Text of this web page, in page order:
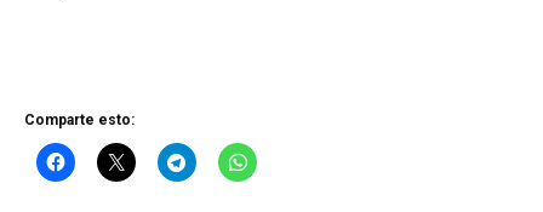
Comparte esto: